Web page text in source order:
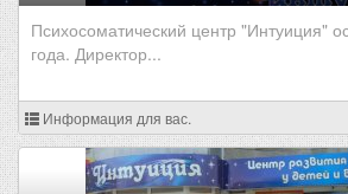
Психосоматический центр "Интуиция"
года. Директор...
Информация для вас.